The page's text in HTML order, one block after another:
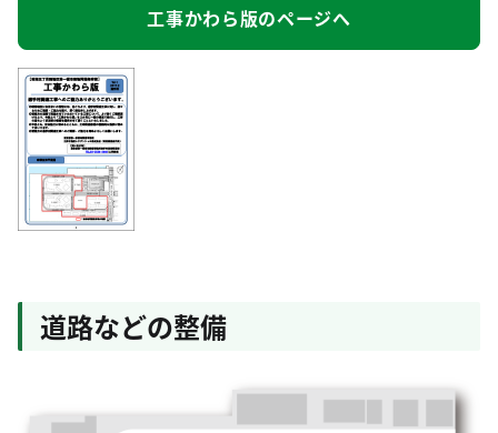
工事かわら版のページへ
道路などの整備